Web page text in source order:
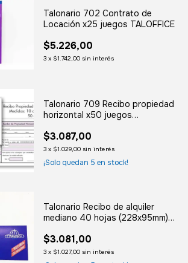
Talonario 702 Contrato de
Locación x25 juegos TALOFFICE
$5.226,00
3 x $1.742,00 sin interés
Talonario 709 Recibo propiedad
horizontal x50 juegos
$3.087,00
3 x $1.029,00 sin interés
¡Solo quedan 5 en stock!
Talonario Recibo de alquiler
mediano 40 hojas (228x95mm)
$3.081,00
3 x $1.027,00 sin interés